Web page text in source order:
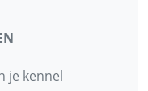
je kennel